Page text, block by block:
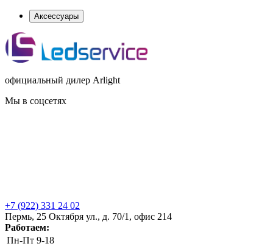
Аксессуары
официальный дилер Arlight
Мы в соцсетях
+7 (922) 331 24 02
Пермь, 25 Октября ул., д. 70/1, офис 214
Работаем:
Пн-Пт 9-18